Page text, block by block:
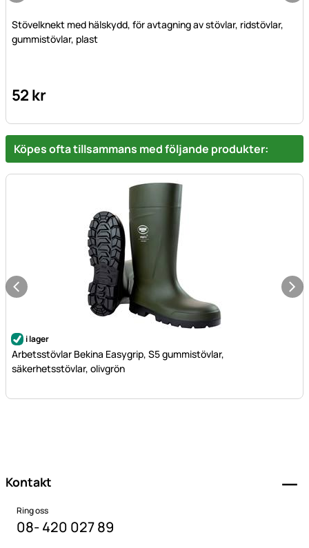
Stövelknekt med hälskydd, för avtagning av stövlar, ridstövlar,
gummistövlar, plast
52 kr
Köpes ofta tillsammans med följande produkter:
i lager
Arbetsstövlar Bekina Easygrip, S5 gummistövlar,
säkerhetsstövlar, olivgrön
Kontakt
Ring oss
08- 420 027 89